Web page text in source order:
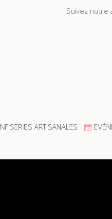
Suivez notre
ARTISANALES